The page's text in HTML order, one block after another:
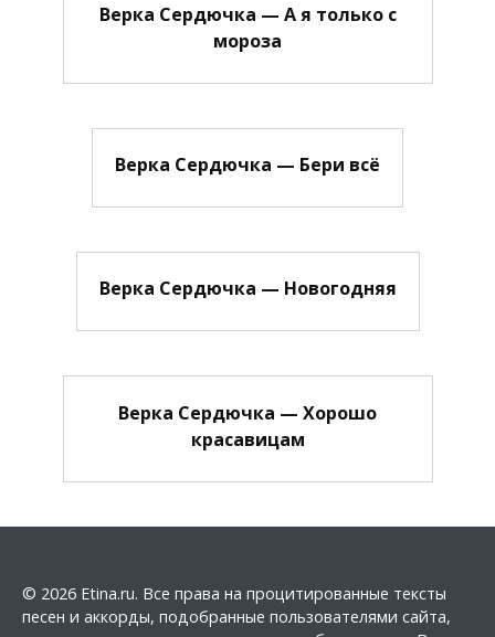
Верка Сердючка — А я только с
мороза
Верка Сердючка — Бери всё
Верка Сердючка — Новогодняя
Верка Сердючка — Хорошо
красавицам
© 2026 Etina.ru. Все права на процитированные тексты
песен и аккорды, подобранные пользователями сайта,